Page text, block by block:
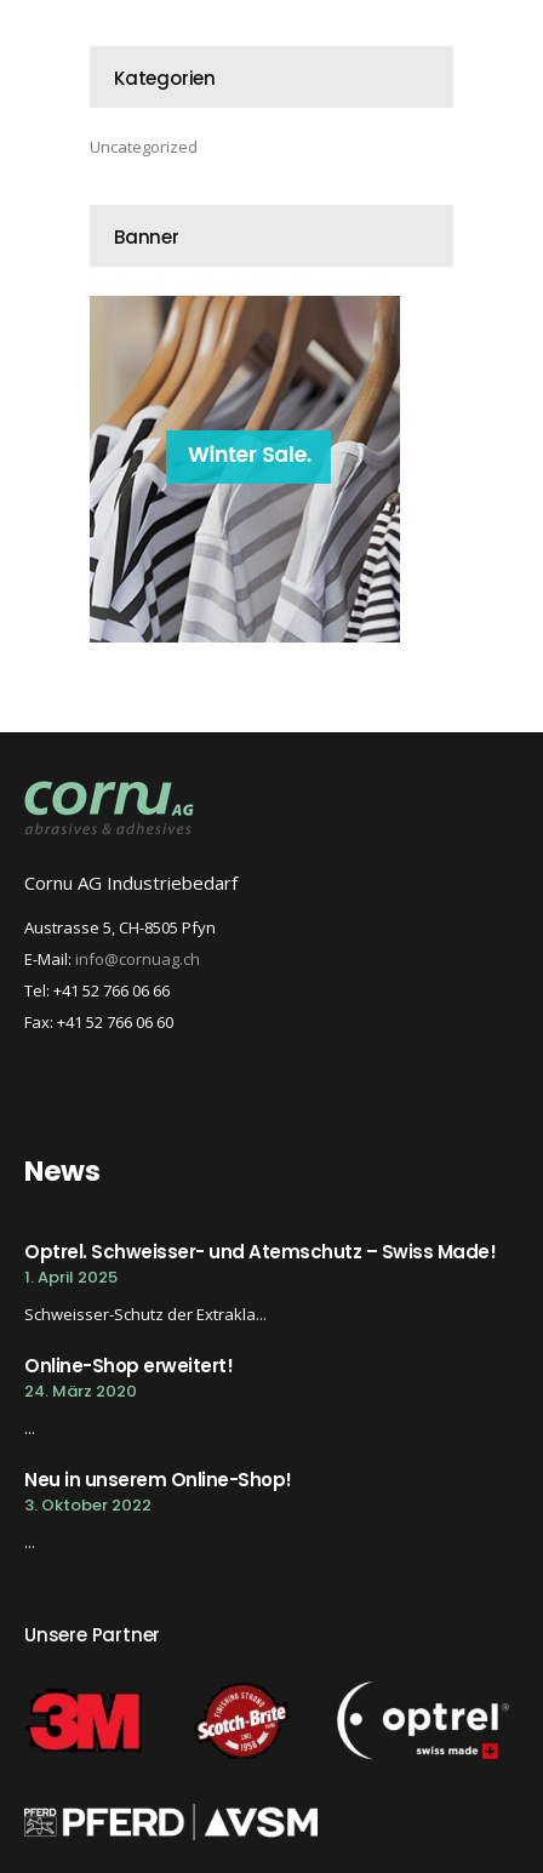
Kategorien
Uncategorized
Banner
Cornu AG Industriebedarf
Austrasse 5, CH-8505 Pfyn
E-Mail: info@cornuag.ch
Tel: +41 52 766 06 66
Fax: +41 52 766 06 60
News
Optrel. Schweisser- und Atemschutz – Swiss Made!
1. April 2025
Schweisser-Schutz der Extrakla...
Online-Shop erweitert!
24. März 2020
...
Neu in unserem Online-Shop!
3. Oktober 2022
...
Unsere Partner